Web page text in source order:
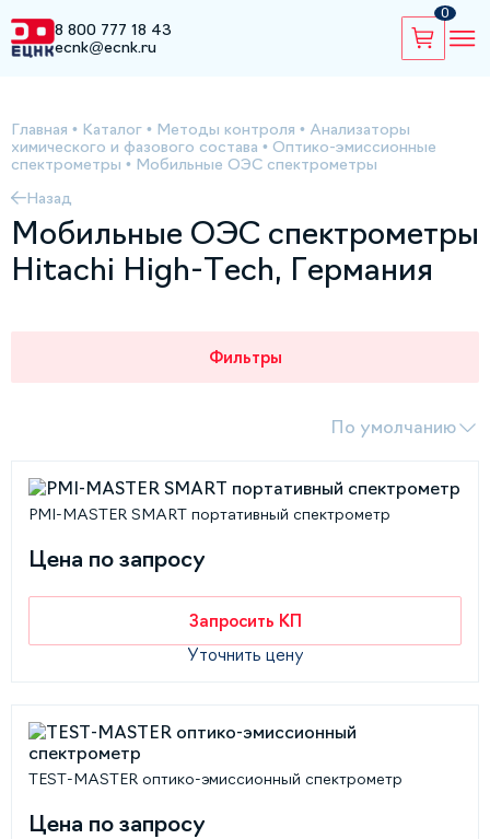
8 800 777 18 43
ecnk@ecnk.ru
0
Главная • Каталог • Методы контроля • Анализаторы
химического и фазового состава • Оптико-эмиссионные
спектрометры • Мобильные ОЭС спектрометры
Назад
Мобильные ОЭС спектрометры
Hitachi High-Tech, Германия
Фильтры
По умолчанию
PMI-MASTER SMART портативный спектрометр
Цена по запросу
Запросить КП
Уточнить цену
TEST-MASTER оптико-эмиссионный спектрометр
Цена по запросу